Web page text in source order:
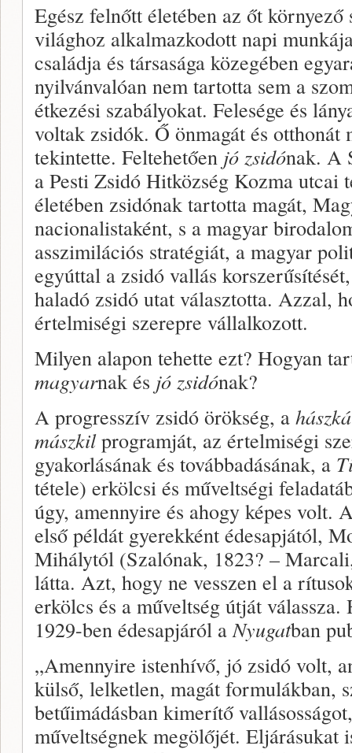
Egész felnőtt életében az őt
világhoz alkalmazkodott napi
családja és társasága közegében
nyilvánvalóan nem tartotta sem a
étkezési szabályokat. Felesége és
voltak zsidók. Ő önmagát és otthonát
tekintette. Feltehetően jó zsidónak. A
a Pesti Zsidó Hitközség Kozma utcai
életében zsidónak tartotta magát,
nacionalistaként, s a magyar
asszimilációs stratégiát, a magyar
egyúttal a zsidó vallás
haladó zsidó utat választotta. Azzal,
értelmiségi szerepre vállalkozott.
Milyen alapon tehette ezt? Hogyan
magyarnak és jó zsidónak?
A progresszív zsidó örökség, a
mászkilprogramját, az értelmiségi
gyakorlásának és továbbadásának, a
tétele) erkölcsi és műveltségi
úgy, amennyire és ahogy képes volt.
első példát gyerekként édesapjától,
Mihálytól (Szalónak, 1823? –
látta. Azt, hogy ne vesszen el a
erkölcs és a műveltség útját válassza.
1929-ben édesapjáról aNyugatban
„Amennyire istenhívő, jó zsidó volt,
külső, lelketlen, magát formulákban,
betűimádásban kimerítő
műveltségnek megölőjét. Eljárásukat